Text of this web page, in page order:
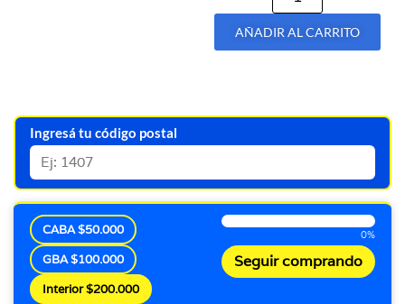
AÑADIR AL CARRITO
Ingresá tu código postal
CABA $50.000
GBA $100.000
Interior $200.000
0%
Seguir comprando